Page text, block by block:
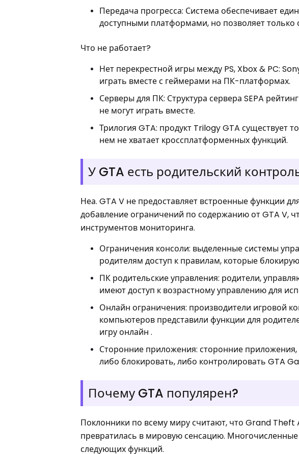
Передача прогресса: Система обеспечивает
доступными платформами, но позволяет только
Что не работает?
Нет перекрестной игры между PS, Xbox & PC:
играть вместе с геймерами на ПК-платформах.
Серверы для ПК: Структура сервера SEPA
не могут играть вместе.
Трилогия GTA: продукт Trilogy GTA существует
нем не хватает кроссплатформенных функций.
У GTA есть родительский
Неа. GTA V не предоставляет встроенные функции
добавление ограничений по содержанию от GTA V,
инструментов мониторинга.
Ограничения консоли: выделенные системы
родителям доступ к правилам, которые
ПК родительские управления: родители,
имеют доступ к возрастному управлению для
Онлайн ограничения: производители игровой
компьютеров представили функции для
игру онлайн .
Сторонние приложения: сторонние
либо блокировать, либо контролировать GTA
Почему GTA популярен?
Поклонники по всему миру считают, что Grand
превратилась в мировую сенсацию.
следующих функций.